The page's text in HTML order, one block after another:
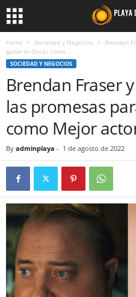
Home Sociedad y Negocios
Brendan
ganar el Oscar como...
SOCIEDAD Y NEGOCIOS
Brendan Fraser
las promesas
como Mejor
By adminplaya - 1 de agosto de 2022